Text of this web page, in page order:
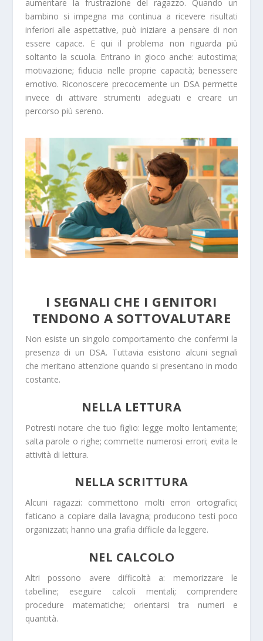
aumentare la frustrazione del ragazzo. Quando un
bambino si impegna ma continua a ricevere risultati
inferiori alle aspettative, può iniziare a pensare di non
essere capace. E qui il problema non riguarda più
soltanto la scuola. Entrano in gioco anche: autostima;
motivazione; fiducia nelle proprie capacità; benessere
emotivo. Riconoscere precocemente un DSA permette
invece di attivare strumenti adeguati e creare un
percorso più sereno.
I SEGNALI CHE I GENITORI
TENDONO A SOTTOVALUTARE
Non esiste un singolo comportamento che confermi la
presenza di un DSA. Tuttavia esistono alcuni segnali
che meritano attenzione quando si presentano in modo
costante.
NELLA LETTURA
Potresti notare che tuo figlio: legge molto lentamente;
salta parole o righe; commette numerosi errori; evita le
attività di lettura.
NELLA SCRITTURA
Alcuni ragazzi: commettono molti errori ortografici;
faticano a copiare dalla lavagna; producono testi poco
organizzati; hanno una grafia difficile da leggere.
NEL CALCOLO
Altri possono avere difficoltà a: memorizzare le
tabelline; eseguire calcoli mentali; comprendere
procedure matematiche; orientarsi tra numeri e
quantità.